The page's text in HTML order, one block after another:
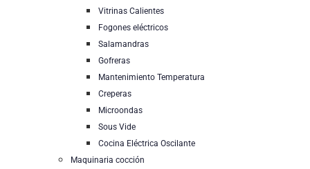
Vitrinas Calientes
Fogones eléctricos
Salamandras
Gofreras
Mantenimiento Temperatura
Creperas
Microondas
Sous Vide
Cocina Eléctrica Oscilante
Maquinaria cocción